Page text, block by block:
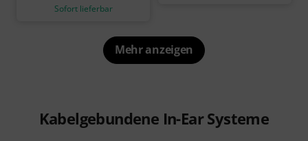
Sofort lieferbar
Mehr anzeigen
Kabelgebundene In-Ear Systeme